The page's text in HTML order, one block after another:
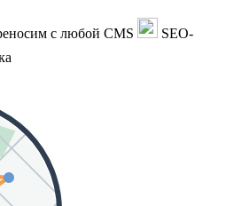
с любой CMS
SEO-